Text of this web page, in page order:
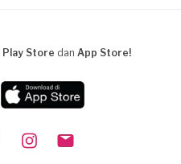
Play Store dan App Store!